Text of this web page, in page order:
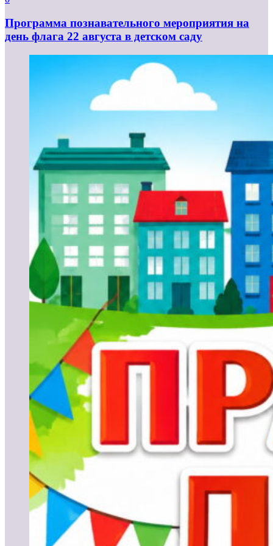
Программа познавательного мероприятия на
день флага 22 августа в детском саду